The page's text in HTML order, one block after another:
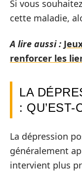
Si vous
cette maladie,
A lire aussi :
renforcer les
LA
: QU’EST-
La dépression
généralement
intervient plus